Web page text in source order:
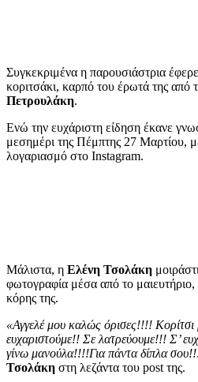
Συγκεκριμένα η παρουσιάστρια
κοριτσάκι, καρπό του έρωτά της από
Πετρουλάκη.
Ενώ την ευχάριστη είδηση έκανε
μεσημέρι της Πέμπτης 27 Μαρτίου,
λογαριασμό στο Instagram.
Μάλιστα, η Ελένη Τσολάκη
φωτογραφία μέσα από το μαιευτήριο,
κόρης της.
«Αγγελέ μου καλώς όρισες!!!!
ευχαριστούμε!! Σε λατρεύουμε!!! Σ’
γίνω μανούλα!!!!Για πάντα δίπλα
Τσολάκη στη λεζάντα του post της.